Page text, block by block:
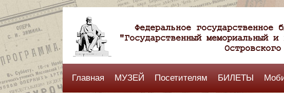
Федеральное государственное
"Государственный мемориальный
Главная МУЗЕЙ Посетителям БИЛЕТЫ